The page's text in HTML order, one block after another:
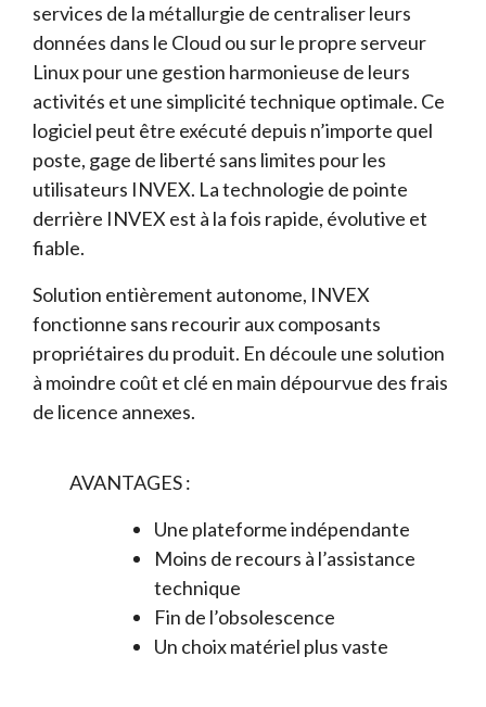
services de la métallurgie de centraliser leurs
données dans le Cloud ou sur le propre serveur
Linux pour une gestion harmonieuse de leurs
activités et une simplicité technique optimale. Ce
logiciel peut être exécuté depuis n’importe quel
poste, gage de liberté sans limites pour les
utilisateurs INVEX. La technologie de pointe
derrière INVEX est à la fois rapide, évolutive et
fiable.
Solution entièrement autonome, INVEX
fonctionne sans recourir aux composants
propriétaires du produit. En découle une solution
à moindre coût et clé en main dépourvue des frais
de licence annexes.
AVANTAGES :
Une plateforme indépendante
Moins de recours à l’assistance
technique
Fin de l’obsolescence
Un choix matériel plus vaste